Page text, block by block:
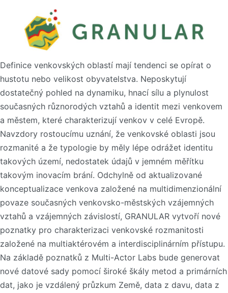
Definice venkovských oblastí mají tendenci se opírat o
hustotu nebo velikost obyvatelstva. Neposkytují
dostatečný pohled na dynamiku, hnací sílu a plynulost
současných různorodých vztahů a identit mezi venkovem
a městem, které charakterizují venkov v celé Evropě.
Navzdory rostoucímu uznání, že venkovské oblasti jsou
rozmanité a že typologie by měly lépe odrážet identitu
takových území, nedostatek údajů v jemném měřítku
takovým inovacím brání. Odchylně od aktualizované
konceptualizace venkova založené na multidimenzionální
povaze současných venkovsko-městských vzájemných
vztahů a vzájemných závislostí, GRANULAR vytvoří nové
poznatky pro charakterizaci venkovské rozmanitosti
založené na multiaktérovém a interdisciplinárním přístupu.
Na základě poznatků z Multi-Actor Labs bude generovat
nové datové sady pomocí široké škály metod a primárních
dat, jako je vzdálený průzkum Země, data z davu, data z